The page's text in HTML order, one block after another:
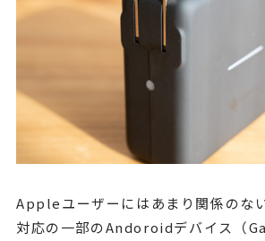
Appleユーザーにはあまり関係のな
対応の一部のAndoroidデバイス（